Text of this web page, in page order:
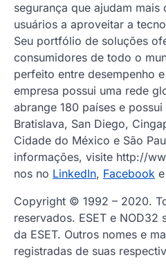
segurança que ajudam mais
usuários a aproveitar a
Seu portfólio de soluções
consumidores de todo o
perfeito entre desempenho
empresa possui uma rede
abrange 180 países e
Bratislava, San Diego,
Cidade do México e São
informações, visite http://
nos no LinkedIn, Facebook e
Copyright © 1992 – 2020.
reservados. ESET e NOD32
da ESET. Outros nomes e
registradas de suas